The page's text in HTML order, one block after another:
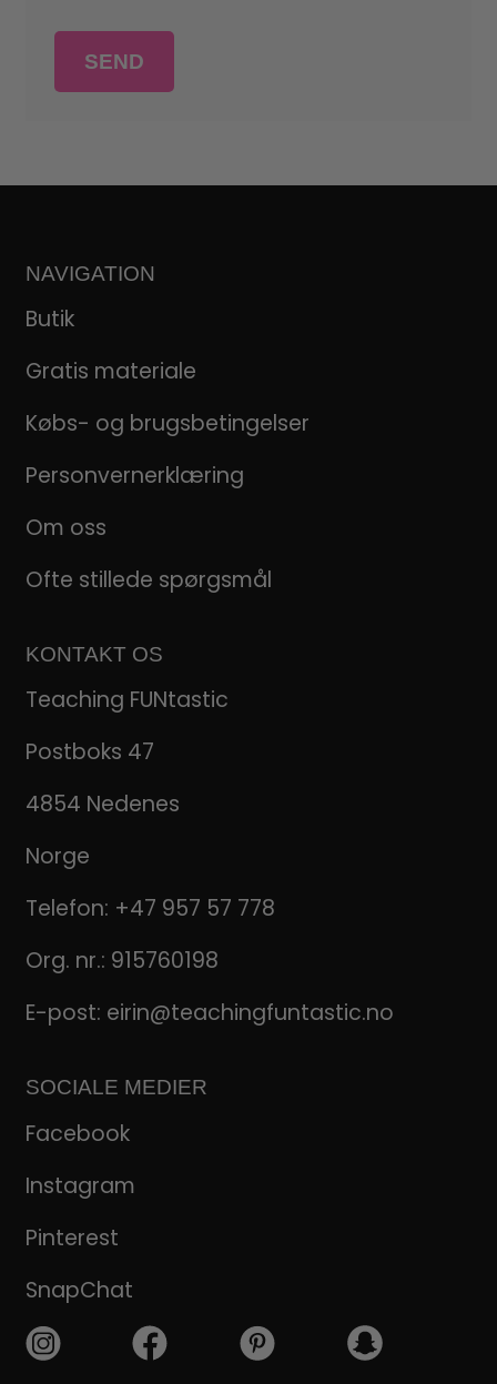
NAVIGATION
Butik
Gratis materiale
Købs- og brugsbetingelser
Personvernerklæring
Om oss
Ofte stillede spørgsmål
KONTAKT OS
Teaching FUNtastic
Postboks 47
4854 Nedenes
Norge
Telefon: +47 957 57 778
Org. nr.: 915760198
E-post: eirin@teachingfuntastic.no
SOCIALE MEDIER
Facebook
Instagram
Pinterest
SnapChat